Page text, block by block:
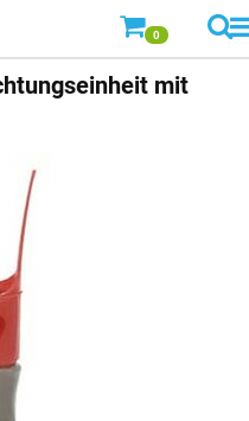
0
mit